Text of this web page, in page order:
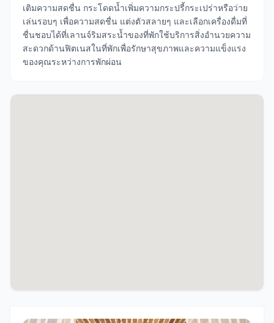
เติมความสดชื่น กระโดดน้ำเพิ่มความกระปรี้กระเปร่าหรือว่าย
เล่นรอบๆ เพื่อความสดชื่น แต่งตัวสลายๆ และเลือกเครื่องดื่มที่
ชื่นชอบได้ที่เลานจ์ริมสระน้ำของที่พักใช้บริการสิ่งอำนวยความ
สะดวกด้านฟิตเนสในที่พักเพื่อรักษาสุขภาพและความแข็งแรง
ของคุณระหว่างการพักผ่อน